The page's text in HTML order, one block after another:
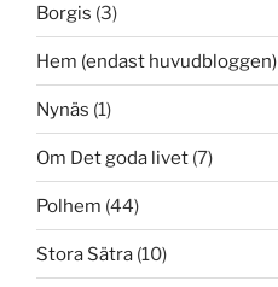
Borgis (3)
Hem (endast huvudbloggen)
Nynäs (1)
Om Det goda livet (7)
Polhem (44)
Stora Sätra (10)